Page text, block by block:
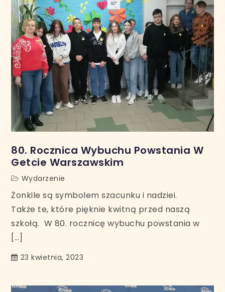
80. Rocznica Wybuchu Powstania W
Getcie Warszawskim
Wydarzenie
Żonkile są symbolem szacunku i nadziei.
Także te, które pięknie kwitną przed naszą
szkołą. W 80. rocznicę wybuchu powstania w
[…]
23 kwietnia, 2023